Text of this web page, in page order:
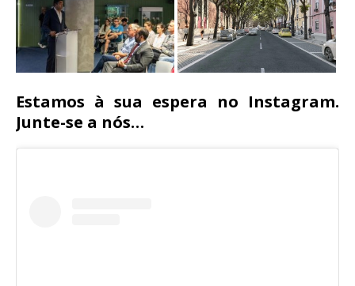
Estamos à sua espera no Instagram.
Junte-se a nós…